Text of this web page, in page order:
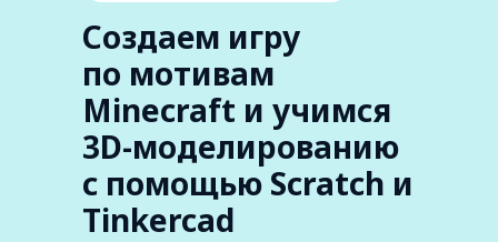
Создаем игру
по мотивам
Minecraft и учимся
3D-моделированию
с помощью Scratch и
Tinkercad